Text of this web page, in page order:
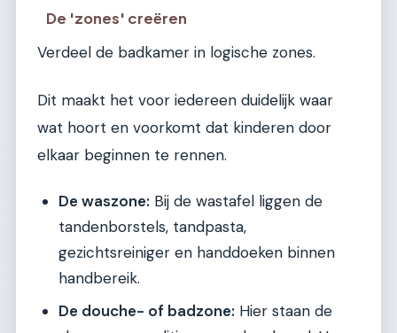
De 'zones' creëren
Verdeel de badkamer in logische zones.
Dit maakt het voor iedereen duidelijk waar
wat hoort en voorkomt dat kinderen door
elkaar beginnen te rennen.
De waszone: Bij de wastafel liggen de
tandenborstels, tandpasta,
gezichtsreiniger en handdoeken binnen
handbereik.
De douche- of badzone: Hier staan de